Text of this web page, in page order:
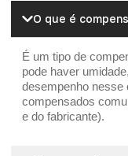
O que é
É um tipo de
pode haver
desempenho nesse
compensados
e do fabricante).